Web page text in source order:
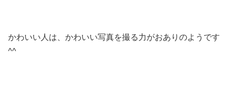
かわいい人は、かわいい写真を撮る力がおありのようです
^^